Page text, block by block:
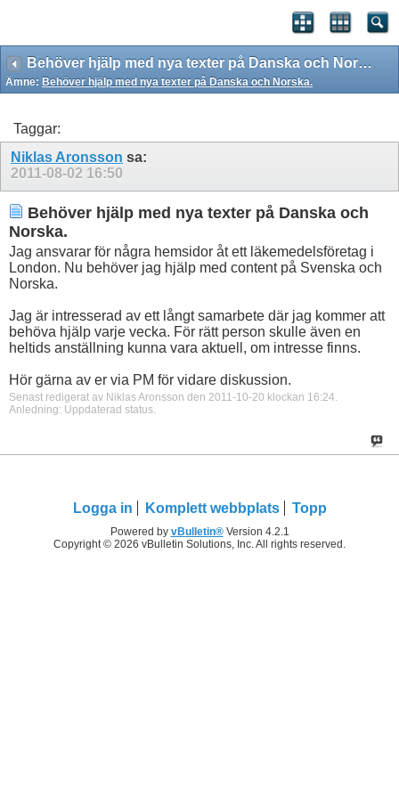
Behöver hjälp med nya texter på Danska och Norska.
Ämne: Behöver hjälp med nya texter på Danska och Norska.
Taggar:
Niklas Aronsson sa:
2011-08-02 16:50
Behöver hjälp med nya texter på Danska och
Norska.
Jag ansvarar för några hemsidor åt ett läkemedelsföretag i
London. Nu behöver jag hjälp med content på Svenska och
Norska.
Jag är intresserad av ett långt samarbete där jag kommer att
behöva hjälp varje vecka. För rätt person skulle även en
heltids anställning kunna vara aktuell, om intresse finns.
Hör gärna av er via PM för vidare diskussion.
Senast redigerat av Niklas Aronsson den 2011-10-20 klockan 16:24.
Anledning: Uppdaterad status.
Logga in Komplett webbplats Topp
Powered by vBulletin®Version 4.2.1
Copyright © 2026 vBulletin Solutions, Inc. All rights reserved.